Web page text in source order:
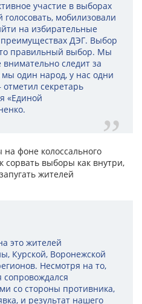
участие в выборах
мобилизовали
на избирательные
преимуществах ДЭГ. Выбор
правильный выбор. Мы
внимательно следит за
один народ, у нас одни
секретарь
«Единой
на фоне колоссального
сорвать выборы как внутри,
жителей
это жителей
Курской, Воронежской
Несмотря на то,
сопровождался
со стороны противника,
и результат нашего